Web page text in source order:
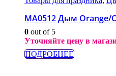
МА0512 Дым Orange/
0 out of 5
Уточняйте цену в
ПОДРОБНЕЕ